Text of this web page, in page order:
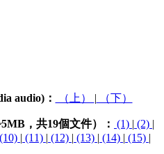
audio)： （上） | （下）
，共19個文件）： (1) | (2) |
(10) | (11) | (12) | (13) | (14) | (15) |